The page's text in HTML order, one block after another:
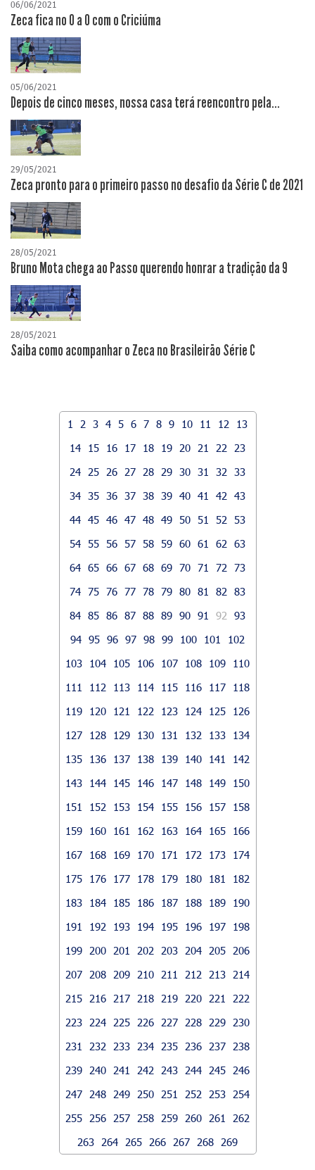
06/06/2021
Zeca fica no 0 a 0 com o Criciúma
05/06/2021
Depois de cinco meses, nossa casa terá reencontro pela...
29/05/2021
Zeca pronto para o primeiro passo no desafio da Série C de 2021
28/05/2021
Bruno Mota chega ao Passo querendo honrar a tradição da 9
28/05/2021
Saiba como acompanhar o Zeca no Brasileirão Série C
1 2 3 4 5 6 7 8 9 10 11 12
13
14
15 16 17 18 19 20 21 22
23
24
25 26 27 28 29 30 31 32
33
34 35 36 37 38 39 40 41 42
43
44 45 46 47 48 49 50 51 52
53
54 55 56 57 58 59 60 61 62
63
64 65 66 67 68 69 70 71 72
73
74 75 76 77 78 79 80 81 82
83
84 85 86 87 88 89 90 91 92
93
94 95 96 97 98 99 100 101
102
103
104 105 106 107 108 109
110
111
112 113 114 115 116 117
118
119
120 121 122 123 124 125
126
127
128 129 130 131 132 133
134
135
136 137 138 139 140 141
142
143
144 145 146 147 148 149
150
151
152 153 154 155 156 157
158
159
160 161 162 163 164 165
166
167
168 169 170 171 172 173
174
175
176 177 178 179 180 181
182
183
184 185 186 187 188 189
190
191
192 193 194 195 196 197
198
199
200 201 202 203 204 205
206
207
208 209 210 211 212 213
214
215
216 217 218 219 220 221
222
223
224 225 226 227 228 229
230
231
232 233 234 235 236 237
238
239
240 241 242 243 244 245
246
247
248 249 250 251 252 253
254
255
256 257 258 259 260 261
262
263
264 265 266 267 268 269